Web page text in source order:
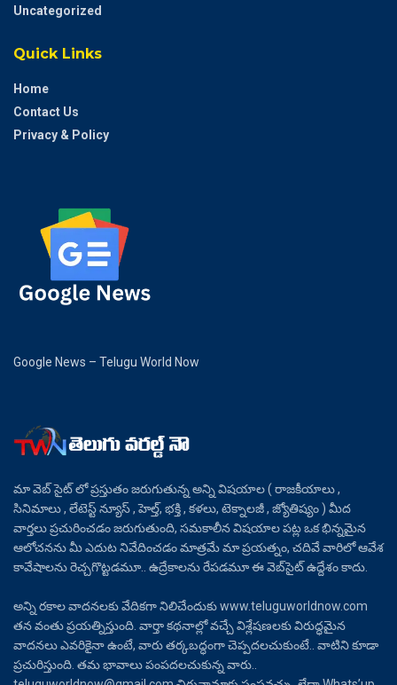
Uncategorized
Quick Links
Home
Contact Us
Privacy & Policy
Google News – Telugu World Now
మా వెబ్ సైట్ లో ప్రస్తుతం జరుగుతున్న అన్ని విషయాల ( రాజకీయాలు ,
సినిమాలు , లేటెస్ట్ న్యూస్ , హెల్త్, భక్తి , కళలు, టెక్నాలజీ , జ్యోతిష్యం ) మీద
వార్తలు ప్రచురించడం జరుగుతుంది, సమకాలీన విషయాల పట్ల ఒక భిన్నమైన
ఆలోచనను మీ ఎదుట నివేదించడం మాత్రమే మా ప్రయత్నం, చదివే వారిలో ఆవేశ
కావేషాలను రెచ్చగొట్టడమూ.. ఉద్రేకాలను రేపడమూ ఈ వెబ్‌సైట్ ఉద్దేశం కాదు.
అన్ని రకాల వాదనలకు వేదికగా నిలిచేందుకు www.teluguworldnow.com
తన వంతు ప్రయత్నిస్తుంది. వార్తా కథనాల్లో వచ్చే విశ్లేషణలకు విరుద్ధమైన
వాదనలు ఎవరికైనా ఉంటే, వారు తర్కబద్ధంగా చెప్పదలచుకుంటే.. వాటిని కూడా
ప్రచురిస్తుంది. తమ భావాలు పంపదలచుకున్న వారు..